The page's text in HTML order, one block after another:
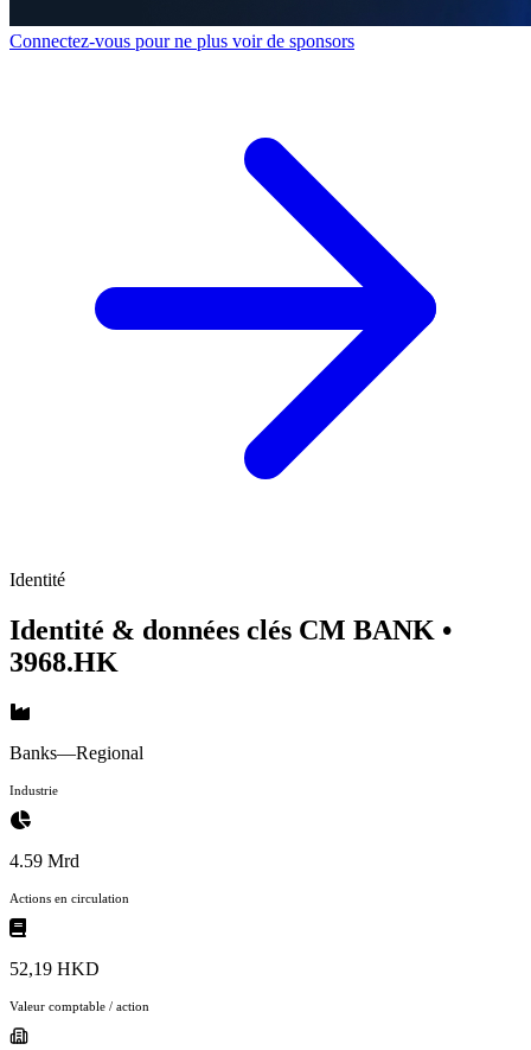
Connectez-vous pour ne plus voir de sponsors
Identité
Identité & données clés CM BANK •
3968.HK
Banks—Regional
Industrie
4.59 Mrd
Actions en circulation
52,19 HKD
Valeur comptable / action